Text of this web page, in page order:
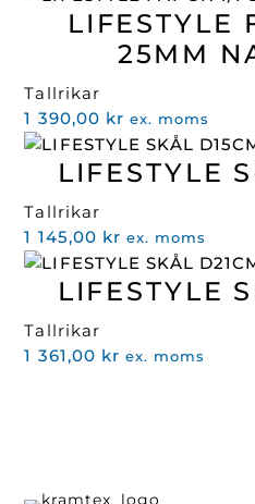
LIFESTYLE
25MM
Tallrikar
1 390,00 kr ex. moms
LIFESTYLE
Tallrikar
1 145,00 kr ex. moms
LIFESTYLE
Tallrikar
1 361,00 kr ex. moms